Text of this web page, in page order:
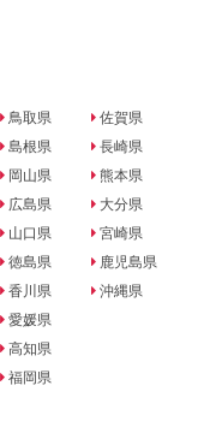
鳥取県
島根県
岡山県
広島県
山口県
徳島県
香川県
愛媛県
高知県
福岡県
佐賀県
長崎県
熊本県
大分県
宮崎県
鹿児島県
沖縄県